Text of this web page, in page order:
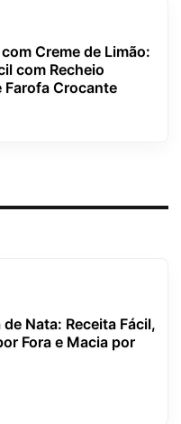
Creme de Limão:
com Recheio
Farofa Crocante
Nata: Receita Fácil,
Fora e Macia por